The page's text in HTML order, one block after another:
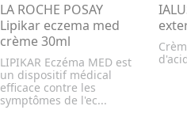
LA ROCHE POSAY
Lipikar eczema med
crème 30ml
LIPIKAR Eczéma MED est
un dispositif médical
efficace contre les
symptômes de l'ec...